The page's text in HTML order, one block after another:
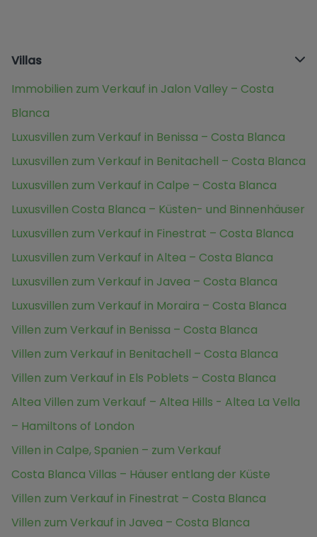
Villas
Immobilien zum Verkauf in Jalon Valley – Costa
Blanca
Luxusvillen zum Verkauf in Benissa – Costa Blanca
Luxusvillen zum Verkauf in Benitachell – Costa Blanca
Luxusvillen zum Verkauf in Calpe – Costa Blanca
Luxusvillen Costa Blanca – Küsten- und Binnenhäuser
Luxusvillen zum Verkauf in Finestrat – Costa Blanca
Luxusvillen zum Verkauf in Altea – Costa Blanca
Luxusvillen zum Verkauf in Javea – Costa Blanca
Luxusvillen zum Verkauf in Moraira – Costa Blanca
Villen zum Verkauf in Benissa – Costa Blanca
Villen zum Verkauf in Benitachell – Costa Blanca
Villen zum Verkauf in Els Poblets – Costa Blanca
Altea Villen zum Verkauf – Altea Hills - Altea La Vella
– Hamiltons of London
Villen in Calpe, Spanien – zum Verkauf
Costa Blanca Villas – Häuser entlang der Küste
Villen zum Verkauf in Finestrat – Costa Blanca
Villen zum Verkauf in Javea – Costa Blanca